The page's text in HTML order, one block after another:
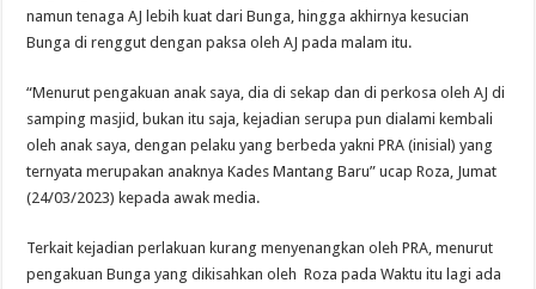
namun tenaga AJ lebih kuat dari Bunga, hingga akhirnya kesucian
Bunga di renggut dengan paksa oleh AJ pada malam itu.
“Menurut pengakuan anak saya, dia di sekap dan di perkosa oleh AJ di
samping masjid, bukan itu saja, kejadian serupa pun dialami kembali
oleh anak saya, dengan pelaku yang berbeda yakni PRA (inisial) yang
ternyata merupakan anaknya Kades Mantang Baru” ucap Roza, Jumat
(24/03/2023) kepada awak media.
Terkait kejadian perlakuan kurang menyenangkan oleh PRA, menurut
pengakuan Bunga yang dikisahkan oleh Roza pada Waktu itu lagi ada